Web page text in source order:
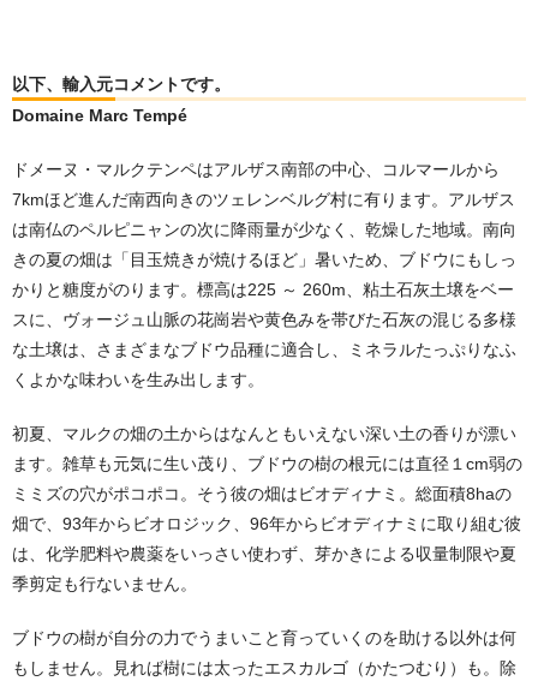
以下、輸入元コメントです。
Domaine Marc Tempé
ドメーヌ・マルクテンペはアルザス南部の中心、コルマールから
7kmほど進んだ南西向きのツェレンベルグ村に有ります。アルザス
は南仏のペルピニャンの次に降雨量が少なく、乾燥した地域。南向
きの夏の畑は「目玉焼きが焼けるほど」暑いため、ブドウにもしっ
かりと糖度がのります。標高は225 ～ 260m、粘土石灰土壌をベー
スに、ヴォージュ山脈の花崗岩や黄色みを帯びた石灰の混じる多様
な土壌は、さまざまなブドウ品種に適合し、ミネラルたっぷりなふ
くよかな味わいを生み出します。
初夏、マルクの畑の土からはなんともいえない深い土の香りが漂い
ます。雑草も元気に生い茂り、ブドウの樹の根元には直径１cm弱の
ミミズの穴がポコポコ。そう彼の畑はビオディナミ。総面積8haの
畑で、93年からビオロジック、96年からビオディナミに取り組む彼
は、化学肥料や農薬をいっさい使わず、芽かきによる収量制限や夏
季剪定も行ないません。
ブドウの樹が自分の力でうまいこと育っていくのを助ける以外は何
もしません。見れば樹には太ったエスカルゴ（かたつむり）も。除